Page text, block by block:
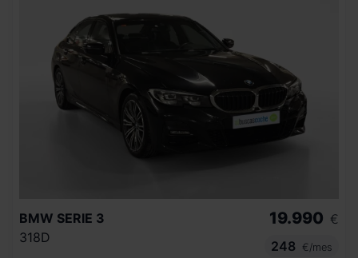
BMW SERIE 3
318D
19.990 €
248
€/mes